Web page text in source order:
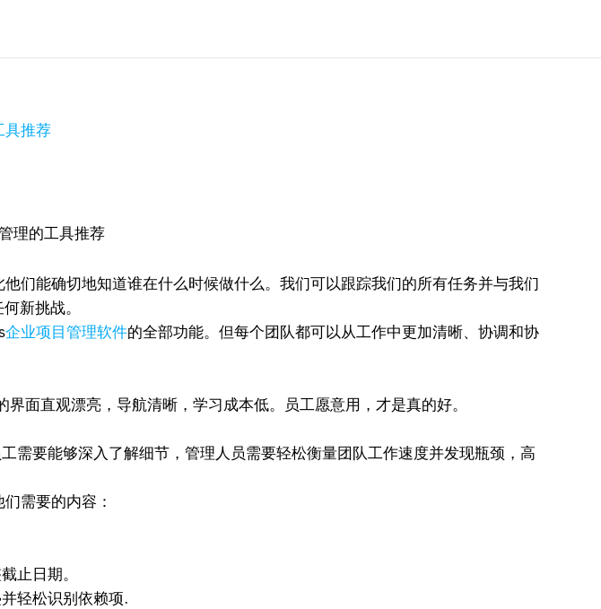
具推荐
们能确切地知道谁在什么时候做什么。我们可以跟踪我们的所有任务并与我们
新挑战。
企业项目管理软件的全部功能。但每个团队都可以从工作中更加清晰、协调和协
面直观漂亮，导航清晰，学习成本低。员工愿意用，才是真的好。
要能够深入了解细节，管理人员需要轻松衡量团队工作速度并发现瓶颈，高
需要的内容：
止日期。
轻松识别依赖项.